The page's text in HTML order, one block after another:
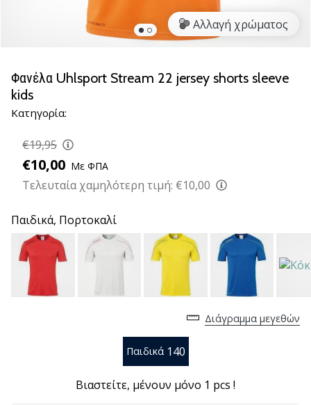
Accelerate
NITRO
SQD
5!
τις
τεχνικές
αναβαθμίσεις
μάθε
αν
αξίζει…
25. 11. 2024
Αλλαγή χρώματος
Φανέλα Uhlsport Stream 22 jersey shorts sleeve
kids
Κατηγορία:
€19,95
€10,00 Με ΦΠΑ
Τελευταία χαμηλότερη τιμή: €10,00
Παιδικά, Πορτοκαλί
Διάγραμμα μεγεθών
Παιδικά 140
Βιαστείτε, μένουν μόνο 1 pcs !